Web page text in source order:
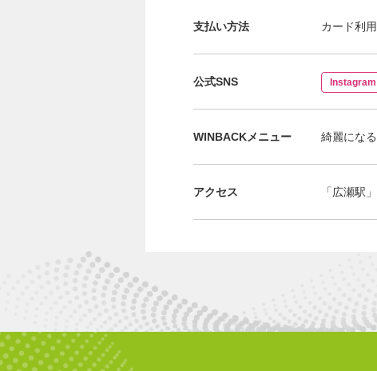
支払い方法 カード利
公式SNS Instagram
WINBACKメニュー 綺麗になる
アクセス 「広瀬駅